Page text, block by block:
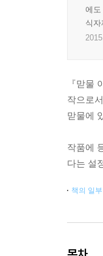
에도
식
『맏물
작으로
맏물에
작품에
다는 설
책의 일